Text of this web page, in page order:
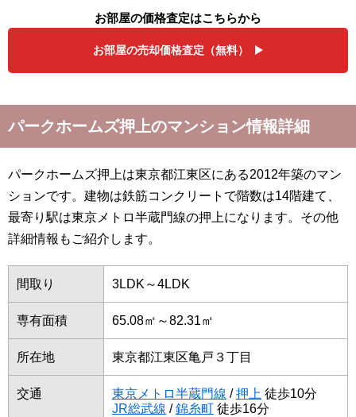
お部屋の価格査定はこちらから
お部屋の売却価格査定（無料）
パークホームズ押上のマンション情報詳細
パークホームズ押上は東京都江東区にある2012年築のマン
ションです。建物は鉄筋コンクリートで階数は14階建て、
最寄り駅は東京メトロ半蔵門線の押上になります。その他
詳細情報もご紹介します。
間取り 3LDK～4LDK
専有面積 65.08㎡～82.31㎡
所在地 東京都江東区亀戸３丁目
交通 東京メトロ半蔵門線 /押上 徒歩10分
JR総武線 /錦糸町 徒歩16分